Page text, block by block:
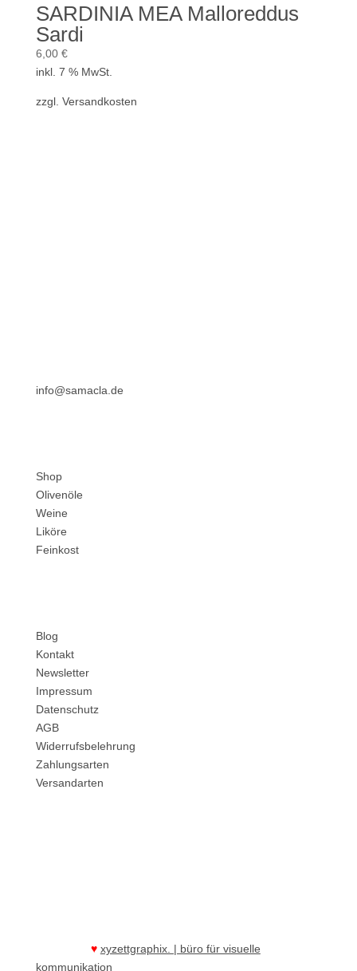
SARDINIA MEA Malloreddus
Sardi
6,00 €
inkl. 7 % MwSt.
zzgl. Versandkosten
info@samacla.de
Shop
Olivenöle
Weine
Liköre
Feinkost
Blog
Kontakt
Newsletter
Impressum
Datenschutz
AGB
Widerrufsbelehrung
Zahlungsarten
Versandarten
♥ xyzettgraphix. | büro für visuelle
kommunikation